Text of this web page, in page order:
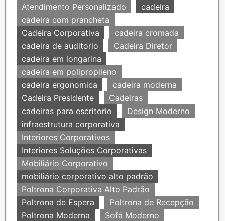
Atendimento Personalizado
cadeira
cadeira com prancheta
Cadeira Corporativa
cadeira cromada
cadeira de auditorio
Cadeira Diretor
cadeira em longarina
cadeira em polipropileno
cadeira ergonomica
cadeira moderna
Cadeira Presidente
Cadeiras
cadeiras para escritorio
Design Moderno
infraestrutura corporativa
Interiores Corporativos
Interiores Soluções Corporativas
Mobiliário Corporativo
mobiliário corporativo alto padrão
Poltrona Corporativa Alto Padrão
Poltrona de Espera
Poltrona de Recepção
Poltrona Moderna
Sofá Moderno